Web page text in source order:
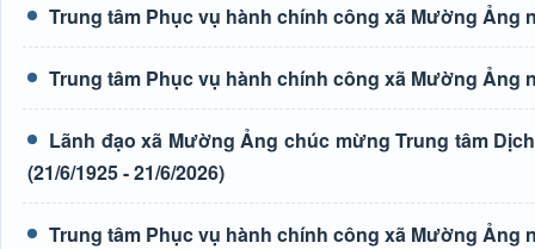
Trung tâm Phục vụ hành chính công xã Mường Ảng
Trung tâm Phục vụ hành chính công xã Mường Ảng
Lãnh đạo xã Mường Ảng chúc mừng Trung tâm
(21/6/1925 - 21/6/2026)
Trung tâm Phục vụ hành chính công xã Mường Ảng